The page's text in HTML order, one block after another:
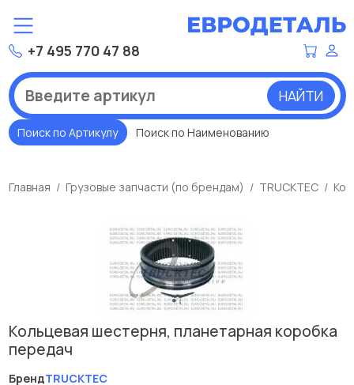
+7 495 770 47 88
НАЙТИ
Поиск по Артикулу Поиск по Наименованию
Главная Грузовые запчасти (по брендам) TRUCKTEC
Кольцевая шестерня, планетарная коробка
передач
БрендTRUCKTEC